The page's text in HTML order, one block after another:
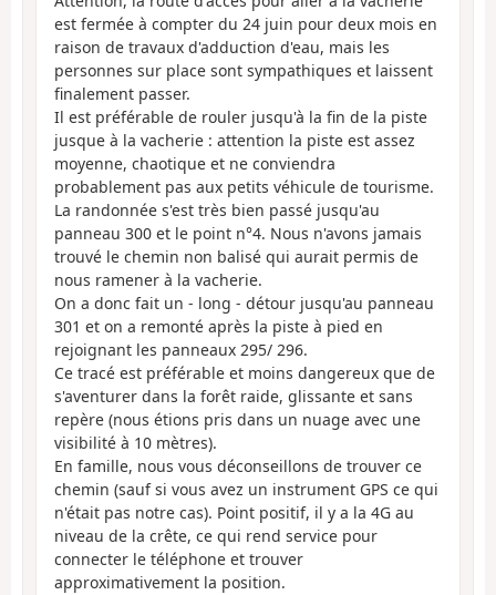
est fermée à compter du 24 juin pour deux mois en
raison de travaux d'adduction d'eau, mais les
personnes sur place sont sympathiques et laissent
finalement passer.
Il est préférable de rouler jusqu'à la fin de la piste
jusque à la vacherie : attention la piste est assez
moyenne, chaotique et ne conviendra
probablement pas aux petits véhicule de tourisme.
La randonnée s'est très bien passé jusqu'au
panneau 300 et le point n°4. Nous n'avons jamais
trouvé le chemin non balisé qui aurait permis de
nous ramener à la vacherie.
On a donc fait un - long - détour jusqu'au panneau
301 et on a remonté après la piste à pied en
rejoignant les panneaux 295/ 296.
Ce tracé est préférable et moins dangereux que de
s'aventurer dans la forêt raide, glissante et sans
repère (nous étions pris dans un nuage avec une
visibilité à 10 mètres).
En famille, nous vous déconseillons de trouver ce
chemin (sauf si vous avez un instrument GPS ce qui
n'était pas notre cas). Point positif, il y a la 4G au
niveau de la crête, ce qui rend service pour
connecter le téléphone et trouver
approximativement la position.